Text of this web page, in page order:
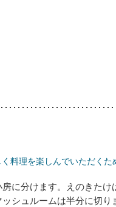
料理を楽しんでいただくた
房に分けます。えのきたけ
シュルームは半分に切り